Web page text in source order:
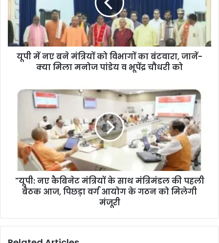
यूपी में नए बने मंत्रियों को विभागों का बंटवारा, जानें-
क्या मिला मनोज पांडेय व भूपेंद्र चौधरी को
"यूपी: नए कैबिनेट मंत्रियों के साथ मंत्रिमंडल की पहली
बैठक आज, पिछड़ा वर्ग आयोग के गठन को मिलेगी
मंजूरी